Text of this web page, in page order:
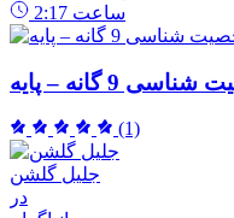
2:17 ساعت
9 گانه – پایه
(1)
جلیل گلشن
در